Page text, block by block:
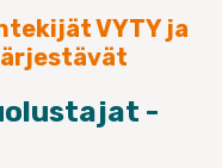
VYTY ja
-